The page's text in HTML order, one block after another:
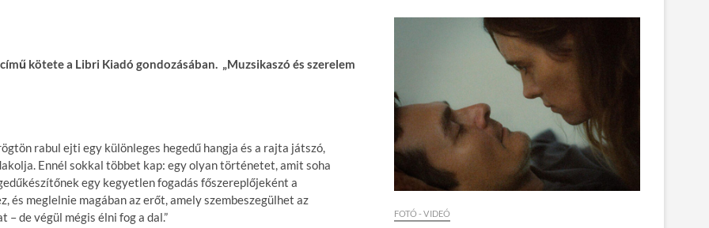
kötete a Libri Kiadó gondozásában. „Muzsikaszó és szerelem
rabul ejti egy különleges hegedű hangja és a rajta játszó,
Ennél sokkal többet kap: egy olyan történetet, amit soha
egy kegyetlen fogadás főszereplőjeként a
meglelnie magában az erőt, amely szembeszegülhet az
de végül mégis élni fog a dal.”
FOTÓ - VIDEÓ